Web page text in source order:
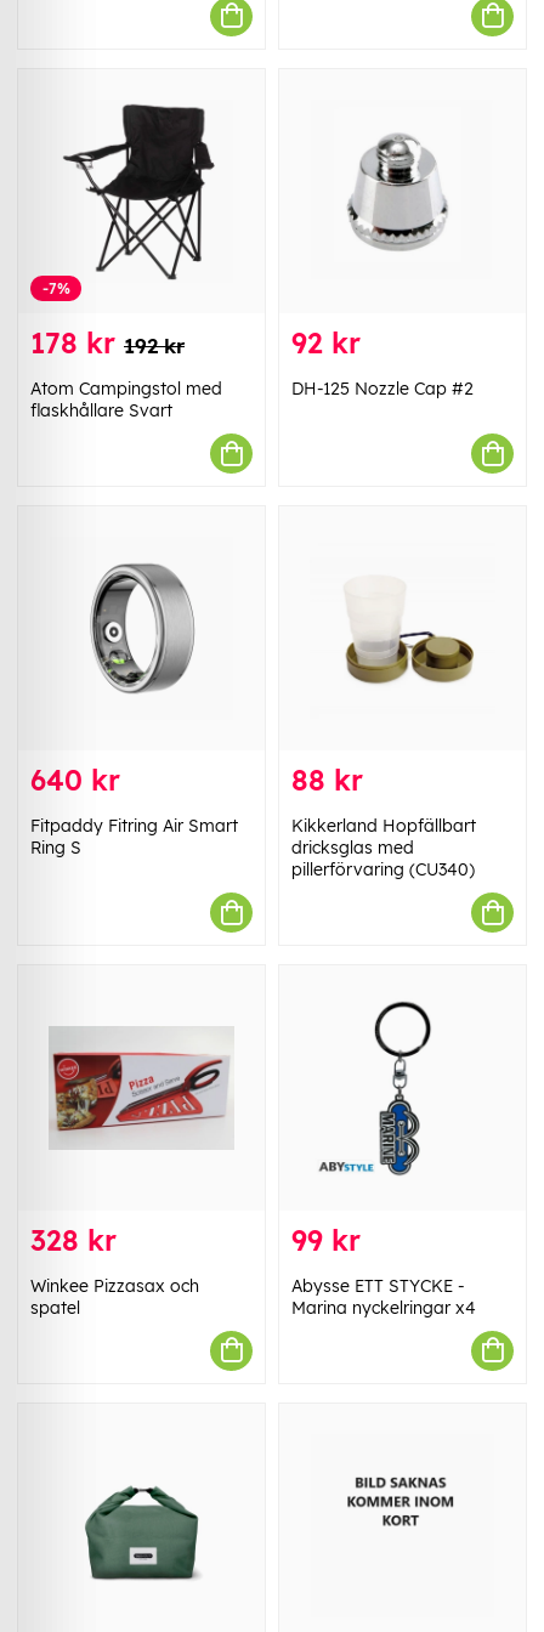
-7%
178 kr 192 kr
Atom Campingstol med
flaskhållare Svart
92 kr
DH-125 Nozzle Cap #2
640 kr
Fitpaddy Fitring Air Smart
Ring S
88 kr
Kikkerland Hopfällbart
dricksglas med
pillerförvaring (CU340)
328 kr
Winkee Pizzasax och
spatel
99 kr
Abysse ETT STYCKE -
Marina nyckelringar x4